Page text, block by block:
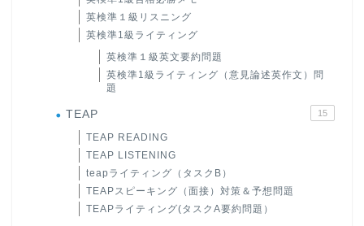
英検準１級リスニング
英検準1級ライティング
英検準１級英文要約問題
英検準1級ライティング（意見論述英作文）問
題
TEAP 15
TEAP READING
TEAP LISTENING
teapライティング（タスクB）
TEAPスピーキング（面接）対策＆予想問題
TEAPライティング(タスクA要約問題）